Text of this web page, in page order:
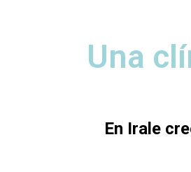
Una
En Irale